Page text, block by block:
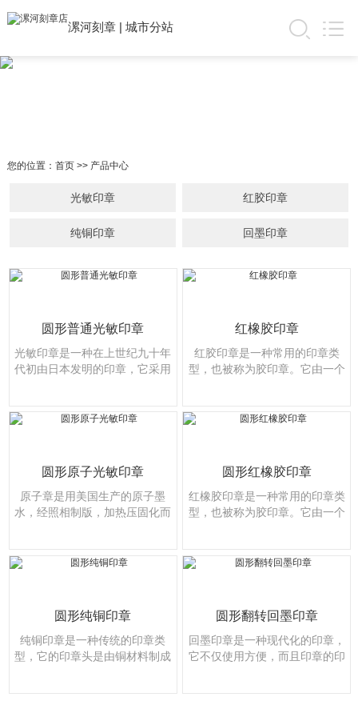
漯河刻章| 城市分站
您的位置： 首页>> 产品中心
光敏印章 红胶印章
纯铜印章 回墨印章
圆形普通光敏印章
光敏印章是一种在上世纪九十年
代初由日本发明的印章，它采用
红橡胶印章
红胶印章是一种常用的印章类
型，也被称为胶印章。它由一个
圆形原子光敏印章
原子章是用美国生产的原子墨
水，经照相制版，加热压固化而
圆形红橡胶印章
红橡胶印章是一种常用的印章类
型，也被称为胶印章。它由一个
圆形纯铜印章
纯铜印章是一种传统的印章类
型，它的印章头是由铜材料制成
圆形翻转回墨印章
回墨印章是一种现代化的印章，
它不仅使用方便，而且印章的印